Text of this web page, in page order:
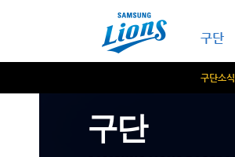
구단
구단소식
구단